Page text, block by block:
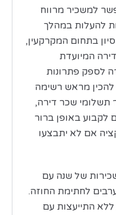
למשכיר מרווח
להעלות במהלך
בתחום המקרקעין,
המיועדת
לספק פתרונות
להכין מראש רשימה
תשלומי שכר דירה,
לקבוע באופן ברור
אם לא יתבצעו
של שנה עם
לחתימת החוזה.
התייעצות עם